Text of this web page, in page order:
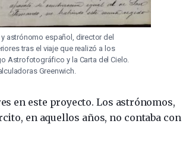
astrónomo español, director del
tras el viaje que realizó a los
Astrofotográfico y la Carta del Cielo.
Greenwich.
en este proyecto. Los astrónomos,
en aquellos años, no contaba con